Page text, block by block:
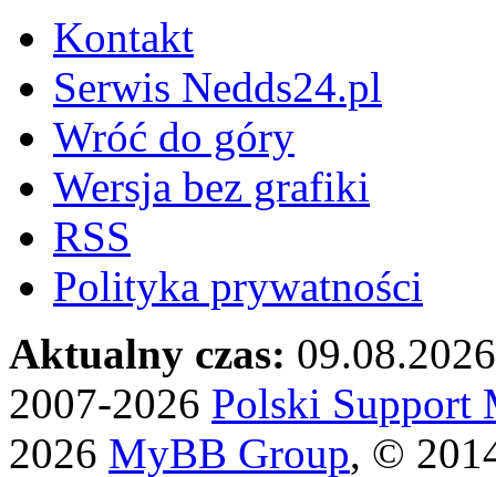
Kontakt
Serwis Nedds24.pl
Wróć do góry
Wersja bez grafiki
RSS
Polityka prywatności
Aktualny czas:
2007-2026 Polski Support
2026 MyBB Group, ©